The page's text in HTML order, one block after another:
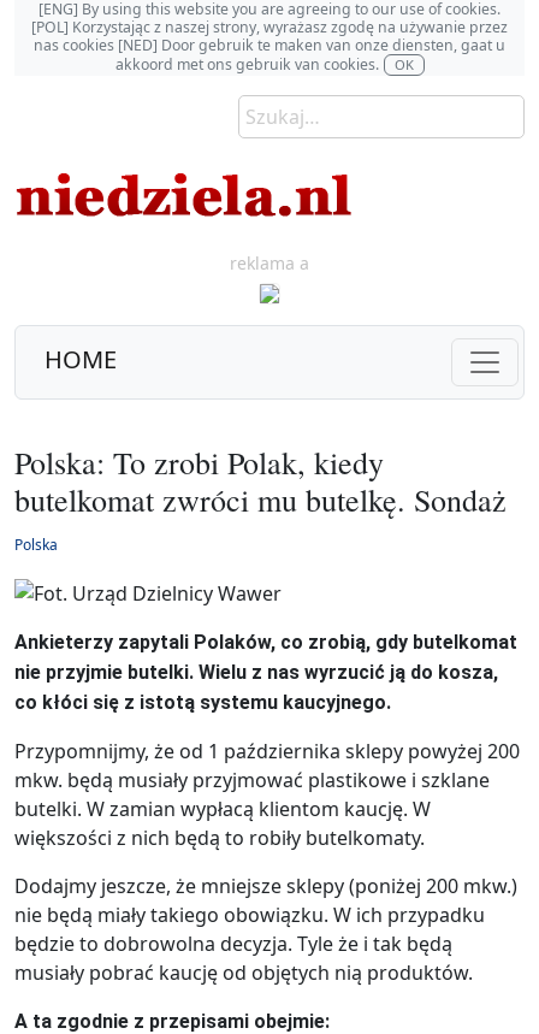
[ENG] By using this website you are agreeing to our use of cookies.
[POL] Korzystając z naszej strony, wyrażasz zgodę na używanie przez
nas cookies [NED] Door gebruik te maken van onze diensten, gaat u
akkoord met ons gebruik van cookies.
OK
reklama a
HOME
Polska: To zrobi Polak, kiedy
butelkomat zwróci mu butelkę. Sondaż
Polska
Ankieterzy zapytali Polaków, co zrobią, gdy butelkomat
nie przyjmie butelki. Wielu z nas wyrzucić ją do kosza,
co kłóci się z istotą systemu kaucyjnego.
Przypomnijmy, że od 1 października sklepy powyżej 200
mkw. będą musiały przyjmować plastikowe i szklane
butelki. W zamian wypłacą klientom kaucję. W
większości z nich będą to robiły butelkomaty.
Dodajmy jeszcze, że mniejsze sklepy (poniżej 200 mkw.)
nie będą miały takiego obowiązku. W ich przypadku
będzie to dobrowolna decyzja. Tyle że i tak będą
musiały pobrać kaucję od objętych nią produktów.
A ta zgodnie z przepisami obejmie: